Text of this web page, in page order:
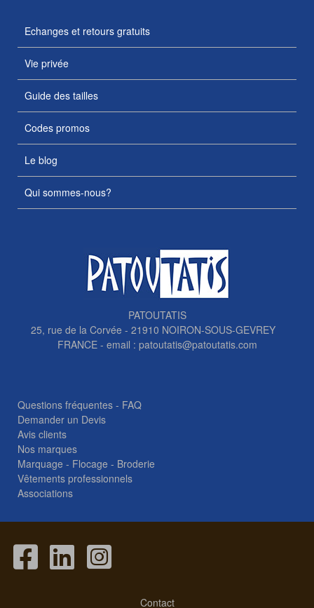
Echanges et retours gratuits
Vie privée
Guide des tailles
Codes promos
Le blog
Qui sommes-nous?
PATOUTATIS
25, rue de la Corvée - 21910 NOIRON-SOUS-GEVREY
FRANCE - email : patoutatis@patoutatis.com
Questions fréquentes - FAQ
Demander un Devis
Avis clients
Nos marques
Marquage - Flocage - Broderie
Vêtements professionnels
Associations
Contact